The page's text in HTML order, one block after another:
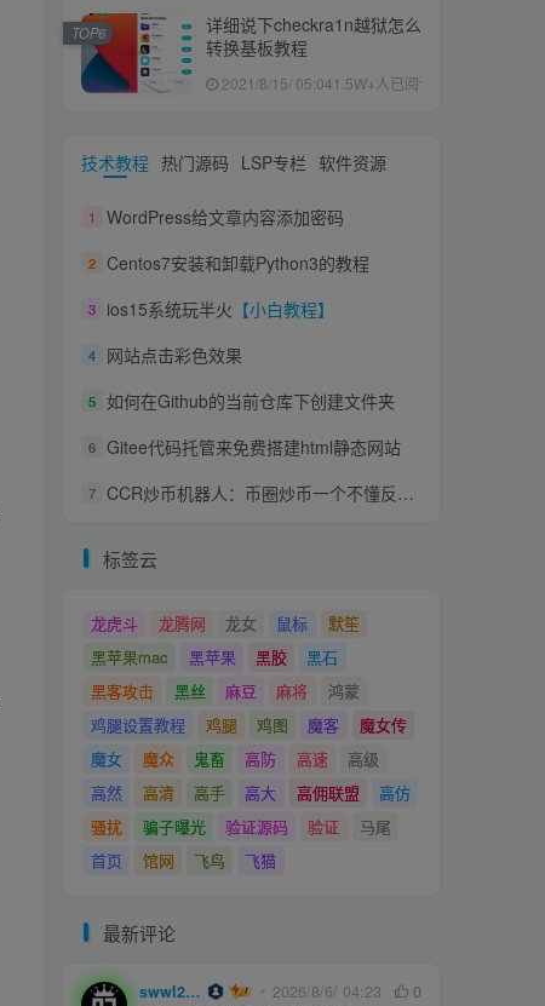
详细说下checkra1n越狱怎么
转换基板教程
2021/8/15/ 05:04 1.5W+人已阅读
TOP6
技术教程 热门源码 LSP专栏 软件资源
1 WordPress给文章内容添加密码
2 Centos7安装和卸载Python3的教程
3 ios15系统玩半火 【小白教程】
4 网站点击彩色效果
5 如何在Github的当前仓库下创建文件夹
6 Gitee代码托管来免费搭建html静态网站
7 CCR炒币机器人：币圈炒币一个不懂反思的韭菜如何翻身？
标签云
龙虎斗 龙腾网 龙女 鼠标
默笙
黑苹果mac
黑苹果 黑胶
黑石
黑客攻击
黑丝 麻豆 麻将
鸿蒙
鸡腿设置教程
鸡腿 鸡图 魔客
魔女传
魔女
魔众 鬼畜 高防 高速
高级
高然
高清 高手 高大 高佣联盟
高仿
骚扰
骗子曝光 验证源码 验证
马尾
首页
馆网 飞鸟 飞猫
最新评论
swwl2457 2026/8/6/ 04:23
0